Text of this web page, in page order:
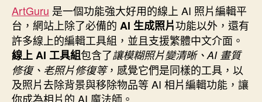
專
屬
的
著
色
圖”
者
佈
日
期
ArtGuru 是一個功能強大好用的線上 AI 照片編輯平
台，網站上除了必備的 AI 生成照片功能以外，還有
許多線上的編輯工具組，並且支援繁體中文介面。
線上 AI 工具組包含了讓模糊照片變清晰、AI 畫質
修復、老照片修復等，感覺它們是同樣的工具，以
及照片去除背景與移除物品等 AI 相片編輯功能，讓
你成為相片的 AI 魔法師。